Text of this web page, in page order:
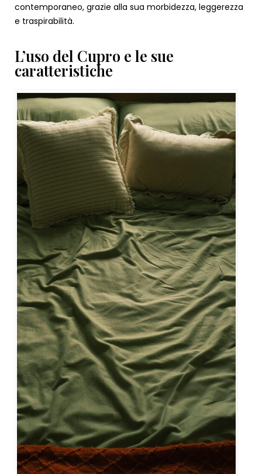
contemporaneo, grazie alla sua morbidezza, leggerezza
e traspirabilità.
L’uso del Cupro e le sue
caratteristiche